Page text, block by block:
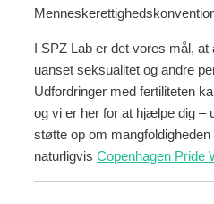
I SPZ Lab er det vores mål,
uanset seksualitet og andre
Udfordringer med fertiliteten
og vi er her for at hjælpe dig –
støtte op om
naturligvis Copenhagen Pride